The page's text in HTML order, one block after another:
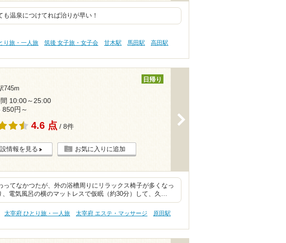
温泉につけてれば治りが早い！
り旅・一人旅 筑後 女子旅・女子会 甘木駅 馬田駅
高田駅
745m
日帰り
10:00～25:00
850円～
4.6 点 / 8件
情報を見る お気に入りに追加
てなかつたが、外の浴槽周りにリラックス椅子が多くなっ
電気風呂の横のマットレスで仮眠（約30分）して、久…
太宰府 ひとり旅・一人旅 太宰府 エステ・マッサージ
原田駅